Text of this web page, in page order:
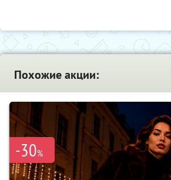
Похожие акции:
-30%